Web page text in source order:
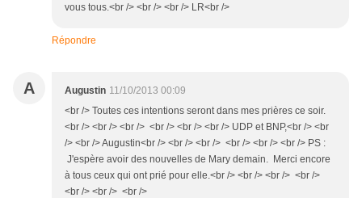
vous tous.<br /> <br /> <br /> LR<br />
Répondre
A Augustin 11/10/2013 00:09
<br /> Toutes ces intentions seront dans mes prières ce soir.
<br /> <br /> <br /> <br /> <br /> <br /> UDP et BNP,<br /> <br
/> <br /> Augustin<br /> <br /> <br /> <br /> <br /> <br /> PS :
J'espère avoir des nouvelles de Mary demain. Merci encore
à tous ceux qui ont prié pour elle.<br /> <br /> <br /> <br />
<br /> <br /> <br />